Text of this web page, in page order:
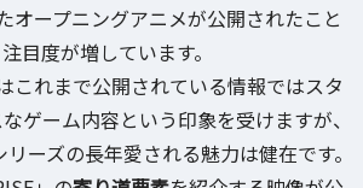
オープニングアニメが公開されたこと
目度が増しています。
これまで公開されている情報ではスタ
ゲーム内容という印象を受けますが、
リーズの長年愛される魅力は健在です。